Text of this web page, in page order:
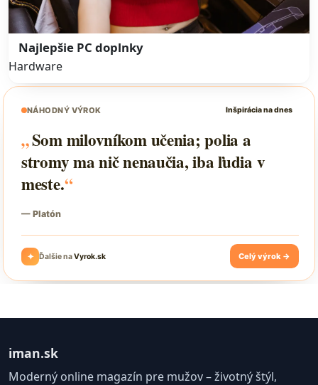
Najlepšie PC doplnky
Hardware
iman.sk
Moderný online magazín pre mužov – životný štýl,